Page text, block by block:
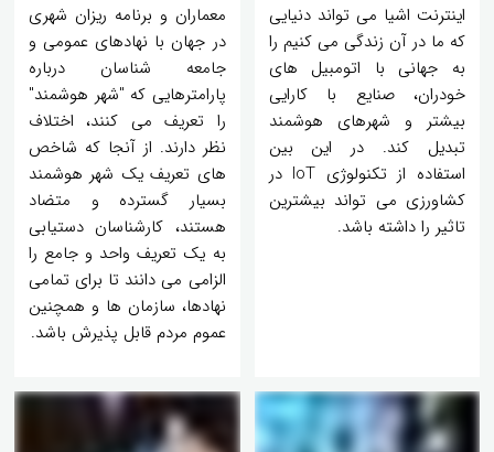
اینترنت اشیا می تواند دنیایی
که ما در آن زندگی می کنیم را
به جهانی با اتومبیل های
خودران، صنایع با کارایی
بیشتر و شهرهای هوشمند
تبدیل کند. در این بین
استفاده از تکنولوژی IoT در
کشاورزی می تواند بیشترین
تاثیر را داشته باشد.
معماران و برنامه ریزان شهری
در جهان با نهادهای عمومی و
جامعه شناسان درباره
پارامترهایی که "شهر هوشمند"
را تعریف می کنند، اختلاف
نظر دارند. از آنجا که شاخص
های تعریف یک شهر هوشمند
بسیار گسترده و متضاد
هستند، کارشناسان دستیابی
به یک تعریف واحد و جامع را
الزامی می دانند تا برای تمامی
نهادها، سازمان ها و همچنین
عموم مردم قابل پذیرش باشد.